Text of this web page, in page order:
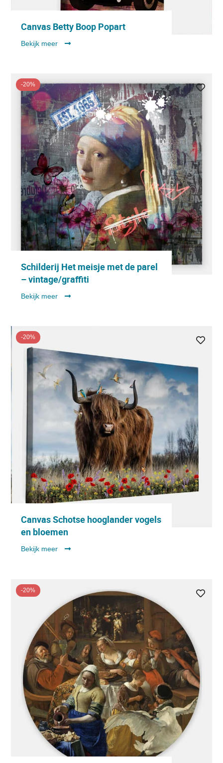
Canvas Betty Boop Popart
Bekijk meer
-20%
Schilderij Het meisje met de parel
– vintage/graffiti
Bekijk meer
-20%
Canvas Schotse hooglander vogels
en bloemen
Bekijk meer
-20%